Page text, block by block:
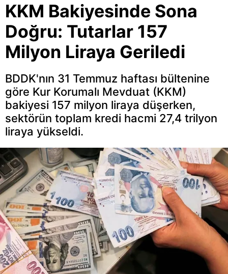
KKM Bakiyesinde Sona
Doğru: Tutarlar 157
Milyon Liraya Geriledi
BDDK'nın 31 Temmuz haftası bültenine
göre Kur Korumalı Mevduat (KKM)
bakiyesi 157 milyon liraya düşerken,
sektörün toplam kredi hacmi 27,4 trilyon
liraya yükseldi.